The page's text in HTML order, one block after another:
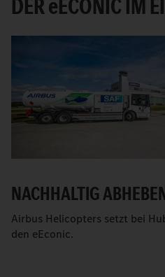
NACHHALTIG
Airbus Helicopters setzt bei
den eEconic.